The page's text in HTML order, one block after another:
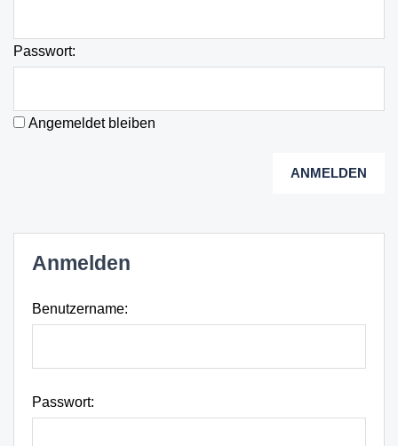
Passwort:
Angemeldet bleiben
ANMELDEN
Anmelden
Benutzername:
Passwort: